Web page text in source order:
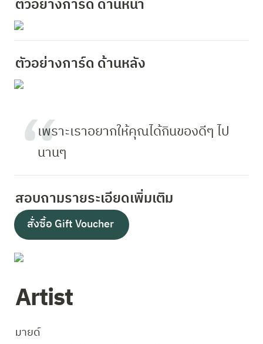
ตัวอย่างการ์ด ด้านหน้า
ตัวอย่างการ์ด ด้านหลัง
เพราะเราอยากให้คุณได้กินของดีๆ ไป
นานๆ
สอบถามรายระเอียดเพิ่มเติม
สั่งซื้อ Gift Voucher
Artist
มายด์